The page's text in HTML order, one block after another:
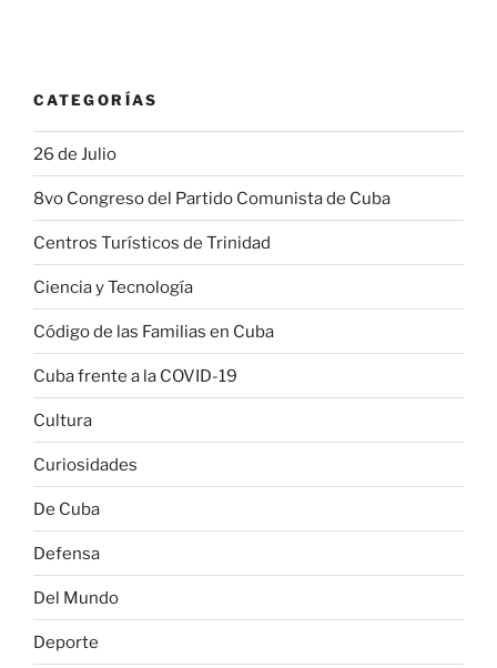
CATEGORÍAS
26 de Julio
8vo Congreso del Partido Comunista de Cuba
Centros Turísticos de Trinidad
Ciencia y Tecnología
Código de las Familias en Cuba
Cuba frente a la COVID-19
Cultura
Curiosidades
De Cuba
Defensa
Del Mundo
Deporte